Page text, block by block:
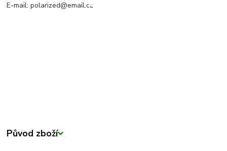
E-mail: polarized@email.cz
Původ zboží